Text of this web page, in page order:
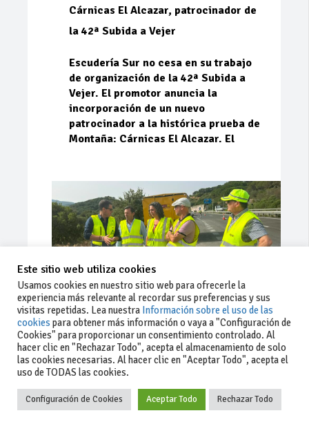
Cárnicas El Alcazar, patrocinador de
la 42ª Subida a Vejer
Escudería Sur no cesa en su trabajo
de organización de la 42ª Subida a
Vejer. El promotor anuncia la
incorporación de un nuevo
patrocinador a la histórica prueba de
Montaña: Cárnicas El Alcazar. El
Ago 03, 2026 93 0 0
La Junta implementa mejoras en la
A381 por Los Barrios
Este sitio web utiliza cookies
Usamos cookies en nuestro sitio web para ofrecerle la
experiencia más relevante al recordar sus preferencias y sus
visitas repetidas. Lea nuestra Información sobre el uso de las
cookies para obtener más información o vaya a "Configuración de
Cookies" para proporcionar un consentimiento controlado. Al
hacer clic en "Rechazar Todo", acepta el almacenamiento de solo
las cookies necesarias. Al hacer clic en "Aceptar Todo", acepta el
uso de TODAS las cookies.
Configuración de Cookies Aceptar Todo Rechazar Todo